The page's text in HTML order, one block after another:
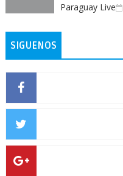
Paraguay Live
SIGUENOS